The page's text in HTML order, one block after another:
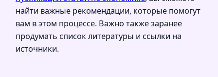
найти важные рекомендации, которые помогут
вам в этом процессе. Важно также заранее
продумать список литературы и ссылки на
источники.